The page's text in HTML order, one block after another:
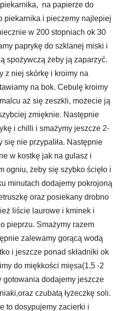
na papierze do
piekarnika i pieczemy najlepiej
w 200 stopniach ok 30
paprykę do szklanej miski i
spożywczą żeby ją zaparzyć.
z niej skórkę i kroimy na
na bok. Cebulę kroimy
aż się zeszkli, możecie ją
zmięknie. Następnie
i chilli i smażymy jeszcze 2-
się nie przypaliła. Następnie
w kostkę jak na gulasz i
ogniu, żeby się szybko ścięło i
minutach dodajemy pokrojoną
oraz posiekany drobno
liście laurowe i kminek i
pieprzu. Smażymy razem
zalewamy gorącą wodą
i jeszcze ponad składniki ok
do miękkości mięsa(1,5 -2
gotowania dodajemy jeszcze
czubatą łyżeczkę soli.
to dosypujemy zacierki i